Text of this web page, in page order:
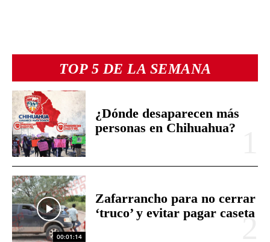
TOP 5 DE LA SEMANA
¿Dónde desaparecen más
personas en Chihuahua?
00:01:14
Zafarrancho para no cerrar
‘truco’ y evitar pagar caseta